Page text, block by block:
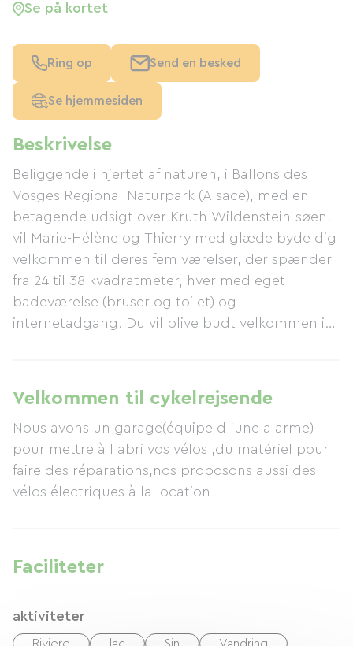
Beskrivelse
Beliggende i hjertet af naturen, i Ballons des
Vosges Regional Naturpark (Alsace), med en
betagende udsigt over Kruth-Wildenstein-søen,
vil Marie-Hélène og Thierry med glæde byde dig
velkommen til deres fem værelser, der spænder
fra 24 til 38 kvadratmeter, hver med eget
badeværelse (bruser og toilet) og
internetadgang. Du vil blive budt velkommen i
omkring et træbord. Måltider kan også bestilles
på stedet på Auberge du Lac. Efter en dag med
vandreture, svømning eller skiløb kan du slappe
af i saunaen, jacuzzi'en eller slappe af i vores
opvarmede indendørs pool.
Velkommen til cykelrejsende
Nous avons un garage(équipe d 'une alarme)
pour mettre à l abri vos vélos ,du matériel pour
faire des réparations,nos proposons aussi des
vélos électriques à la location
Faciliteter
aktiviteter
Se på kortet
Ring op Send en besked
Se hjemmesiden